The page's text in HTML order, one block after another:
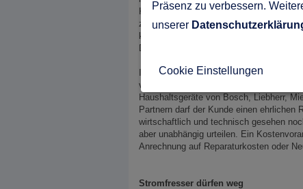
Komponenten oder Baugruppen
zwingend. Während Elektronikbauteile
kommt ein Austausch günstiger als eine
Defekts und damit kürzerer
In vielen Städten haben große Marken
vertritt dabei meist auch mehrere
Haushaltsgeräte von Bosch, Liebherr,
Partnern darf der Kunde einen ehrlichen
wirtschaftlich und technisch gesehen
aber unabhängig urteilen. Ein
Anrechnung auf Reparaturkosten oder
Stromfresser dürfen weg
Präsenz zu verbessern.
unserer
Cookie Einstellungen